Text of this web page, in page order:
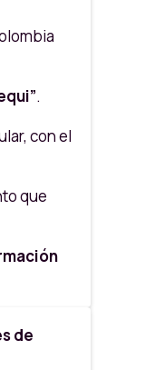
elegir
el
.
con el
que
Nequi.
de